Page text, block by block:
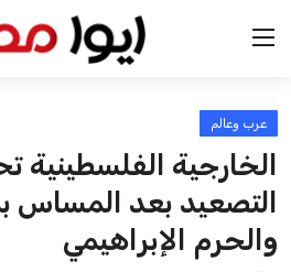
الرئيسية
اخبار مصر
عرب وعالم
عرب وعالم
الخارجية
التصعيد بعد المساس
والحرم الإبراهيمي